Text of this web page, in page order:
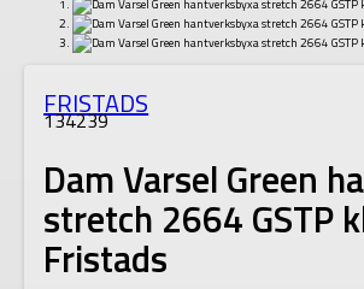
FRISTADS
134239
Dam Varsel Green
stretch 2664 GSTP
Fristads